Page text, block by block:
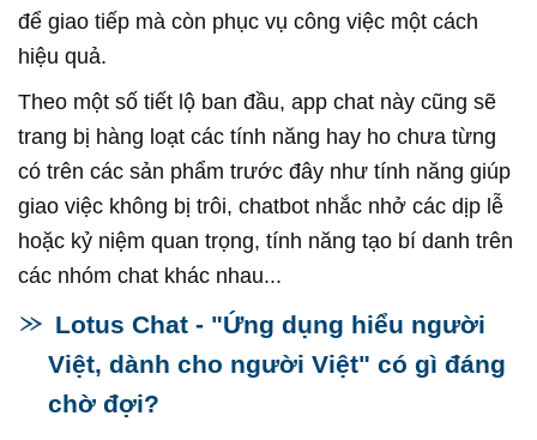
để giao tiếp mà còn phục vụ công việc một cách
hiệu quả.
Theo một số tiết lộ ban đầu, app chat này cũng sẽ
trang bị hàng loạt các tính năng hay ho chưa từng
có trên các sản phẩm trước đây như tính năng giúp
giao việc không bị trôi, chatbot nhắc nhở các dịp lễ
hoặc kỷ niệm quan trọng, tính năng tạo bí danh trên
các nhóm chat khác nhau...
Lotus Chat - "Ứng dụng hiểu người
Việt, dành cho người Việt" có gì đáng
chờ đợi?